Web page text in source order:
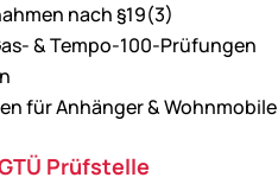
nach §19(3)
& Tempo-100-Prüfungen
für Anhänger & Wohnmobile
Prüfstelle